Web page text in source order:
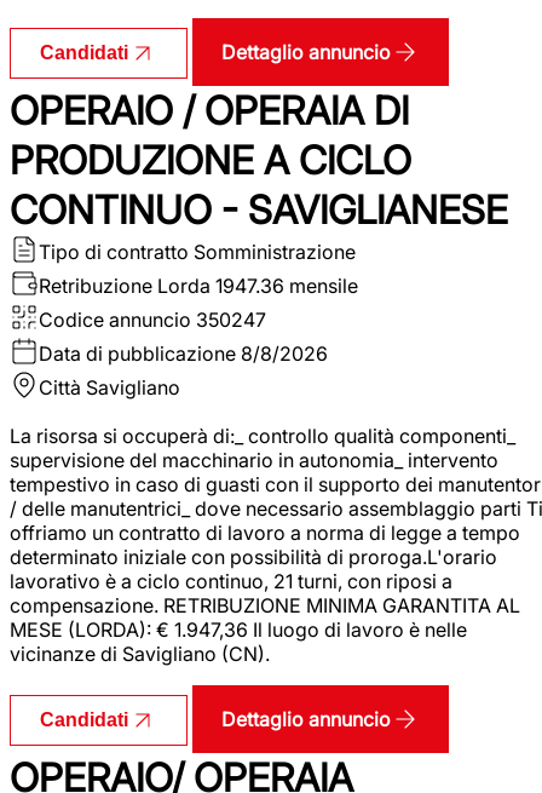
Candidati Dettaglio annuncio
OPERAIO / OPERAIA DI
PRODUZIONE A CICLO
CONTINUO - SAVIGLIANESE
Tipo di contratto Somministrazione
Retribuzione Lorda 1947.36 mensile
Codice annuncio 350247
Data di pubblicazione 8/8/2026
Città Savigliano
La risorsa si occuperà di:_ controllo qualità componenti_
supervisione del macchinario in autonomia_ intervento
tempestivo in caso di guasti con il supporto dei
/ delle manutentrici_ dove necessario assemblaggio parti Ti
offriamo un contratto di lavoro a norma di legge a tempo
determinato iniziale con possibilità di proroga.L'orario
lavorativo è a ciclo continuo, 21 turni, con riposi a
compensazione. RETRIBUZIONE MINIMA GARANTITA AL
MESE (LORDA): € 1.947,36 Il luogo di lavoro è nelle
vicinanze di Savigliano (CN).
Candidati Dettaglio annuncio
OPERAIO/ OPERAIA